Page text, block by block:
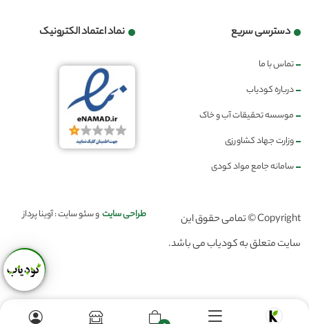
دسترسی سریع
تماس با ما
درباره کودیاب
موسسه تحقیقات آب و خاک
وزارت جهاد کشاورزی
سامانه جامع مواد کودی
نماد اعتماد الکترونیک
Copyright © تمامی حقوق این
سایت متعلق به کودیاب می باشد.
طراحی سایتو سئو سایت : آوینا پرداز